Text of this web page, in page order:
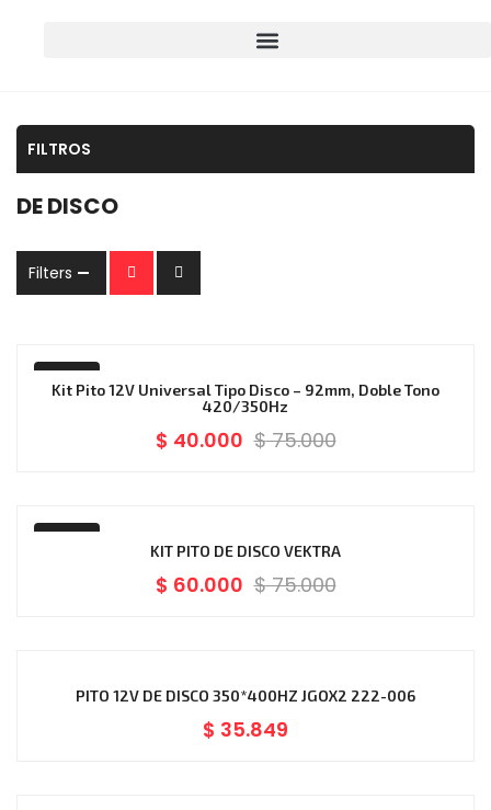
FILTROS
DE DISCO
Filters
-47%
Kit Pito 12V Universal Tipo Disco – 92mm, Doble Tono
420/350Hz
$75.000
$ 40.000
KIT PITO DE DISCO VEKTRA
$75.000
$ 60.000
PITO 12V DE DISCO 350*400HZ JGOX2 222-006
$ 35.849